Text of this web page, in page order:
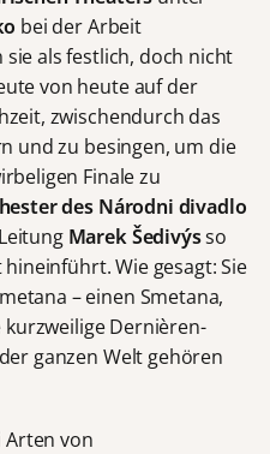
bei der Arbeit
als festlich, doch nicht
von heute auf der
zwischendurch das
und zu besingen, um die
Finale zu
des Národni divadlo
Marek Šedivýsso
Wie gesagt: Sie
– einen Smetana,
Dernièren-
ganzen Welt gehören
Arten von